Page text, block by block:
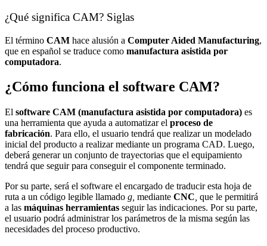
¿Qué significa CAM? Siglas
El término CAM hace alusión a Computer Aided Manufacturing,
que en español se traduce como manufactura asistida por
computadora.
¿Cómo funciona el software CAM?
El software CAM (manufactura asistida por computadora) es
una herramienta que ayuda a automatizar el proceso de
fabricación. Para ello, el usuario tendrá que realizar un modelado
inicial del producto a realizar mediante un programa CAD. Luego,
deberá generar un conjunto de trayectorias que el equipamiento
tendrá que seguir para conseguir el componente terminado.
Por su parte, será el software el encargado de traducir esta hoja de
ruta a un código legible llamado g, mediante CNC que le permitirá
a las máquinas herramientas seguir las indicaciones. Por su parte,
el usuario podrá administrar los parámetros de la misma según las
necesidades del proceso productivo.